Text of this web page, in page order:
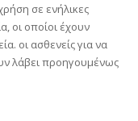
σε ενήλικες
οι οποίοι έχουν
οι ασθενείς για να
λάβει προηγουμένως